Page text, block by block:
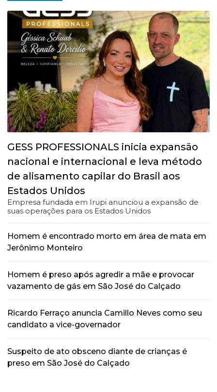
GESS PROFESSIONALS inicia expansão
nacional e internacional e leva método
de alisamento capilar do Brasil aos
Estados Unidos
Empresa fundada em Irupi anunciou a expansão de
suas operações para os Estados Unidos
Homem é encontrado morto em área de mata em
Jerônimo Monteiro
Homem é preso após agredir a mãe e provocar
vazamento de gás em São José do Calçado
Ricardo Ferraço anuncia Camillo Neves como seu
candidato a vice-governador
Suspeito de ato obsceno diante de crianças é
preso em São José do Calçado